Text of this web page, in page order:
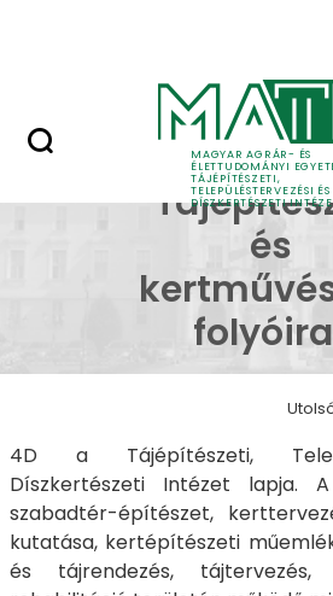
MAGYAR AGRÁR- ÉS
ÉLETTUDOMÁNYI
TÁJÉPÍTÉSZETI,
TELEPÜLÉSTERVEZÉSI ÉS
DÍSZKERTÉSZETI
4D -
4D
és
4D a Tájépítészeti,
Díszkertészeti Intézet lapja.
szabadtér-építészet,
kutatása, kertépítészeti
és tájrendezés,